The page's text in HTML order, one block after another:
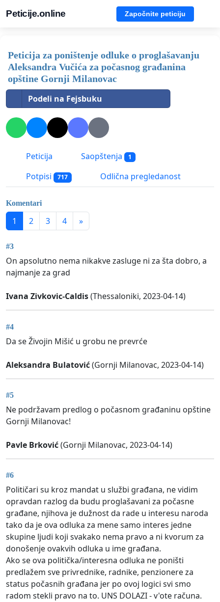
Peticije.online Započnite peticiju
Peticija za poništenje odluke o proglašavanju
Aleksandra Vučića za počasnog građanina
opštine Gornji Milanovac
Podeli na Fejsbuku
Peticija Saopštenja 1
Potpisi 717 Odlična pregledanost
Komentari
1 2 3 4 »
#3
On apsolutno nema nikakve zasluge ni za šta dobro, a
najmanje za grad
Ivana Zivkovic-Caldis(Thessaloniki, 2023-04-14)
#4
Da se Živojin Mišić u grobu ne prevrće
Aleksandra Bulatović(Gornji Milanovac, 2023-04-14)
#5
Ne podržavam predlog o počasnom građaninu opštine
Gornji Milanovac!
Pavle Brković(Gornji Milanovac, 2023-04-14)
#6
Političari su kroz mandat u službi građana, ne vidim
opravdan razlog da budu proglašavani za počasne
građane, njihova je dužnost da rade u interesu naroda
tako da je ova odluka za mene samo interes jedne
skupine ljudi koji svakako nema pravo a ni kvorum za
donošenje ovakvih odluka u ime građana.
Ako se ova politička/interesna odluka ne poništi
predlažem sve privrednike, radnike, penzionere za
status počasnih građana jer po ovoj logici svi smo
radom stekli pravo na to. UNS DOLAZI - v'ote računa.